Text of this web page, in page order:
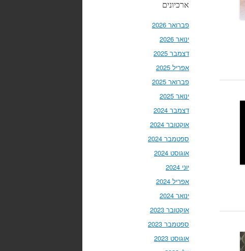
ארכיונים
פברואר 2026
ינואר 2026
דצמבר 2025
אפריל 2025
פברואר 2025
ינואר 2025
דצמבר 2024
אוקטובר 2024
ספטמבר 2024
אוגוסט 2024
יוני 2024
אפריל 2024
ינואר 2024
אוקטובר 2023
ספטמבר 2023
אוגוסט 2023